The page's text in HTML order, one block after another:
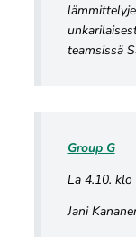
teamsissä
Group G
La 4.10. klo
Jani